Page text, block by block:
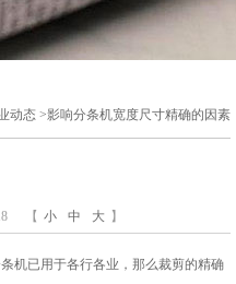
动态 >影响分条机宽度尺寸精确的因素
【 小 中 大 】
机已用于各行各业，那么裁剪的精确